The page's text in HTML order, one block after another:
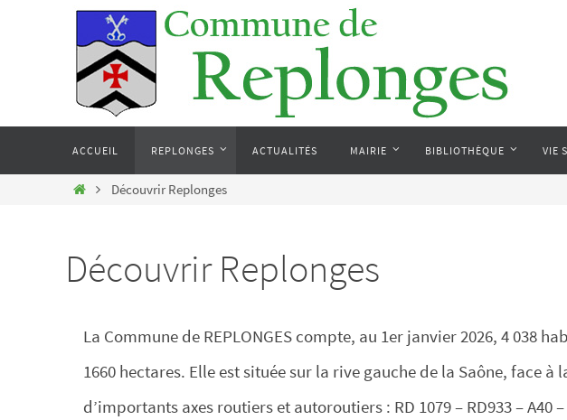
contenu
ACCUEIL REPLONGES ACTUALITÉS MAIRIE BIBLIOTHÈQUE VIE
HomeDécouvrir Replonges
Découvrir Replonges
La Commune de REPLONGES compte, au 1er janvier 2026, 4 038
1660 hectares. Elle est située sur la rive gauche de la Saône, face
d’importants axes routiers et autoroutiers : RD 1079 – RD933 – A40 –
Panneau de gestion des cookies